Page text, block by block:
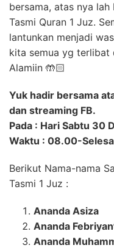
bersama, atas nya
Tasmi Quran 1 Juz.
lantunkan menjadi
kita semua yg terlibat
Alamiin 🤲🏻
Yuk hadir bersama
dan streaming FB.
Pada : Hari Sabtu 30
Waktu : 08.00-
Berikut Nama-nama
Tasmi 1 Juz :
Ananda Asiza
Ananda
Ananda